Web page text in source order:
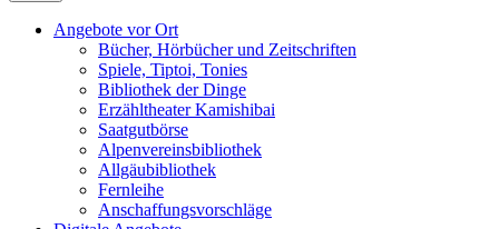
Angebote vor Ort
Bücher, Hörbücher und Zeitschriften
Spiele, Tiptoi, Tonies
Bibliothek der Dinge
Erzähltheater Kamishibai
Saatgutbörse
Alpenvereinsbibliothek
Allgäubibliothek
Fernleihe
Anschaffungsvorschläge